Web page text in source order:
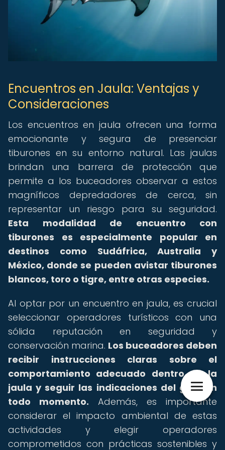
Encuentros en Jaula: Ventajas y
Consideraciones
Los encuentros en jaula ofrecen una forma
emocionante y segura de presenciar
tiburones en su entorno natural. Las jaulas
brindan una barrera de protección que
permite a los buceadores observar a estos
magníficos depredadores de cerca, sin
representar un riesgo para su seguridad.
Esta modalidad de encuentro con
tiburones es especialmente popular en
destinos como Sudáfrica, Australia y
México, donde se pueden avistar tiburones
blancos, toro o tigre, entre otras especies.
Al optar por un encuentro en jaula, es crucial
seleccionar operadores turísticos con una
sólida reputación en seguridad y
conservación marina. Los buceadores deben
recibir instrucciones claras sobre el
comportamiento adecuado dentro de la
jaula y seguir las indicaciones del guía en
todo momento. Además, es importante
considerar el impacto ambiental de estas
actividades y elegir operadores
comprometidos con prácticas sostenibles y